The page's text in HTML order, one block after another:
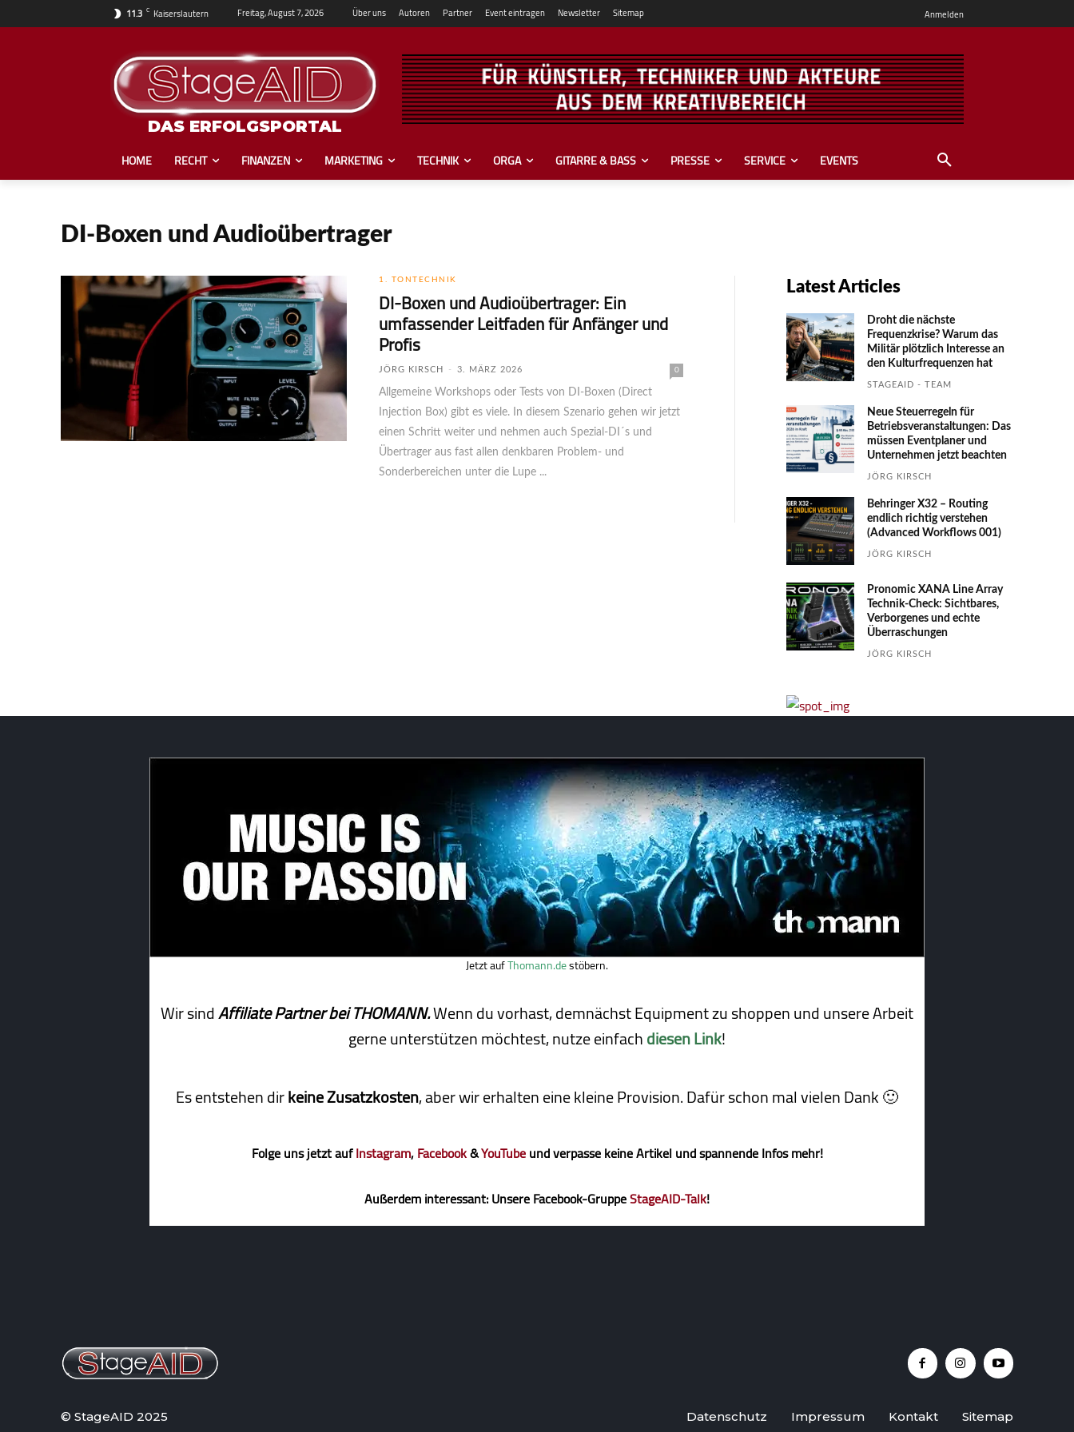
11.3 C Kaiserslautern Freitag, August 7, 2026 Über uns Autoren Partner Event eintragen Newsletter Sitemap Anmelden
DAS ERFOLGSPORTAL
HOME RECHT FINANZEN MARKETING TECHNIK ORGA GITARRE & BASS PRESSE SERVICE EVENTS
DI-Boxen und Audioübertrager
1. TONTECHNIK
DI-Boxen und Audioübertrager: Ein
umfassender Leitfaden für Anfänger und
Profis
JÖRG KIRSCH - 3. MÄRZ 2026 0
Allgemeine Workshops oder Tests von DI-Boxen (Direct
Injection Box) gibt es viele. In diesem Szenario gehen wir jetzt
einen Schritt weiter und nehmen auch Spezial-DI´s und
Übertrager aus fast allen denkbaren Problem- und
Sonderbereichen unter die Lupe ...
Latest Articles
Droht die nächste
Frequenzkrise? Warum das
Mili­tär plötzlich Inte­resse an
den Kultur­fre­quen­zen hat
STAGEAID - TEAM
Neue Steuerregeln für
Betriebs­ver­an­stal­tungen: Das
müssen Event­planer und
Unter­nehmen jetzt beachten
JÖRG KIRSCH
Behringer X32 – Routing
endlich richtig verstehen
(Advanced Workflows 001)
JÖRG KIRSCH
Pronomic XANA Line Array
Technik-Check: Sichtbares,
Verborgenes und echte
Überraschungen
JÖRG KIRSCH
Jetzt aufThomann.destöbern.
Wir sindAffiliate Partner bei THOMANN.Wenn du vorhast, demnächst Equipment zu shoppen und unsere Arbeit
gerne unterstützen möchtest, nutze einfachdiesen Link!
Es entstehen dirkeine Zusatzkosten, aber wir erhalten eine kleine Pro­vi­sion. Dafür schon mal vielen Dank 🙂
Folge uns jetzt aufInstagram,Facebook&YouTubeund verpasse keine Artikel und spannende Infos mehr!
Außerdem interessant: Unsere Facebook-GruppeStageAID-Talk!
© StageAID 2025 Datenschutz Impressum Kontakt Sitemap